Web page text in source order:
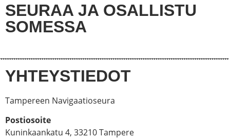
SEURAA JA OSALLISTU
SOMESSA
YHTEYSTIEDOT
Tampereen Navigaatioseura
Postiosoite
Kuninkaankatu 4, 33210 Tampere